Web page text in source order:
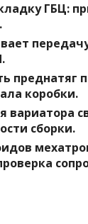
ГБЦ:
преднатяг
коробки.
вариатора
сборки.